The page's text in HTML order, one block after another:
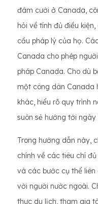
đám cưới ở Canada,
hỏi về tính đủ điều
cầu pháp lý của họ.
Canada cho phép
pháp Canada. Cho dù
một công dân Canada
khác, hiểu rõ quy trình
suôn sẻ hướng tới
Trong hướng dẫn này,
chính về các tiêu chí
và các bước cụ thể
với người nước ngoài.
thực du lịch, tham gia